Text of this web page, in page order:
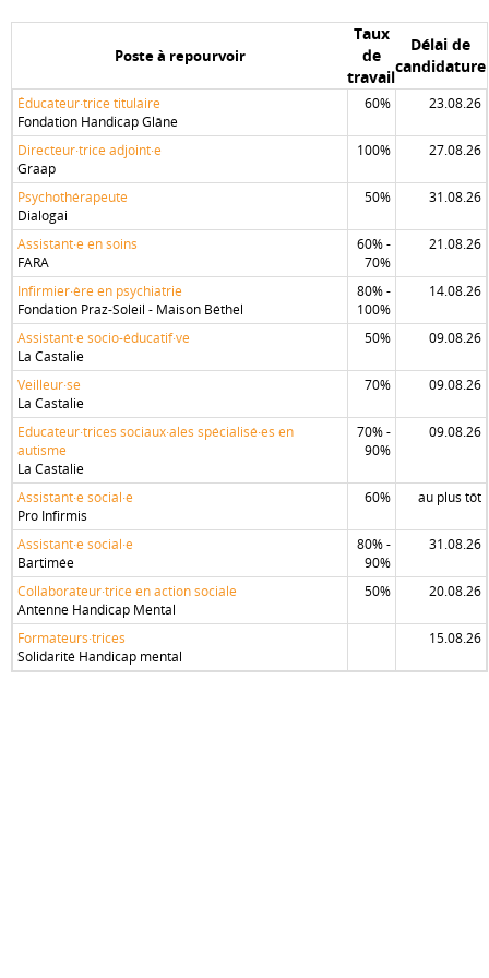
Poste à repourvoir
Taux
de
travail
Délai de
candidature
Éducateur·trice titulaire
Fondation Handicap Glâne
60% 23.08.26
Directeur·trice adjoint·e
Graap
100% 27.08.26
Psychothérapeute
Dialogai
50% 31.08.26
Assistant·e en soins
FARA
60% -
70%
21.08.26
Infirmier·ère en psychiatrie
Fondation Praz-Soleil - Maison Béthel
80% -
100%
14.08.26
Assistant·e socio-éducatif·ve
La Castalie
50% 09.08.26
Veilleur·se
La Castalie
70% 09.08.26
Educateur·trices sociaux·ales spécialisé·es en
autisme
La Castalie
70% -
90%
09.08.26
Assistant·e social·e
Pro Infirmis
60% au plus tôt
Assistant·e social·e
Bartimée
80% -
90%
31.08.26
Collaborateur·trice en action sociale
Antenne Handicap Mental
50% 20.08.26
Formateurs·trices
Solidarité Handicap mental
15.08.26